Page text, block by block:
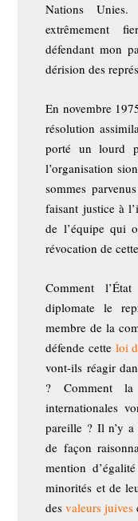
Nations
extrêmement
défendant mon
dérision des
En novembre
résolution
porté un lourd
l’organisation
sommes
faisant justice à
de l’équipe qui
révocation de
Comment
diplomate le
membre de la
défende cette loi
vont-ils réagir
? Comment la
internationales
pareille ? Il n’y a
de façon
mention
minorités et de
desvaleurs juives